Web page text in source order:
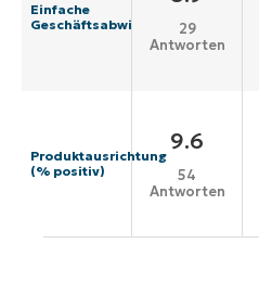
Einfache
Geschäftsabwicklung
29
Antworten
Produktausrichtung
(% positiv)
9.6
54
Antworten